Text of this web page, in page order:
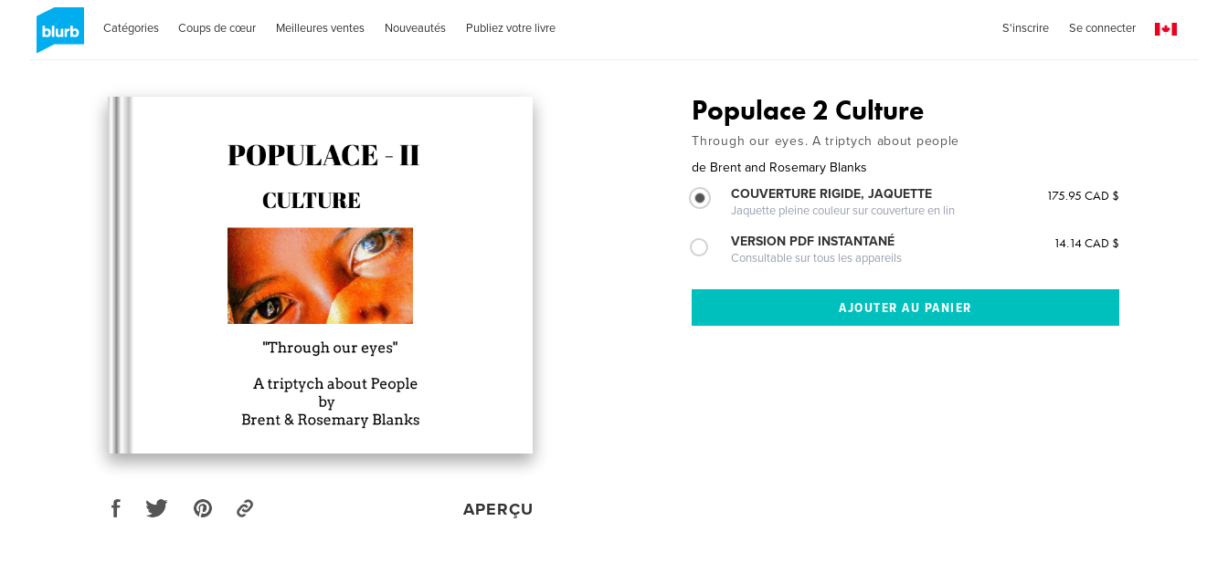
Catégories Coups de cœur Meilleures ventes Nouveautés Publiez votre livre S'inscrire Se connecter
APERÇU
Populace 2 Culture
Through our eyes. A triptych about people
de Brent and Rosemary Blanks
COUVERTURE RIGIDE, JAQUETTE
Jaquette pleine couleur sur couverture en lin
175.95 CAD $
VERSION PDF INSTANTANÉ
Consultable sur tous les appareils
14.14 CAD $